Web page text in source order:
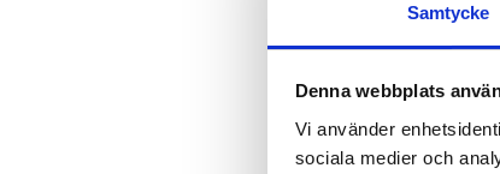
Samtycke
Denna webbplats
Vi använder
sociala medier och
Stödet ges inom
utsläpp och främja